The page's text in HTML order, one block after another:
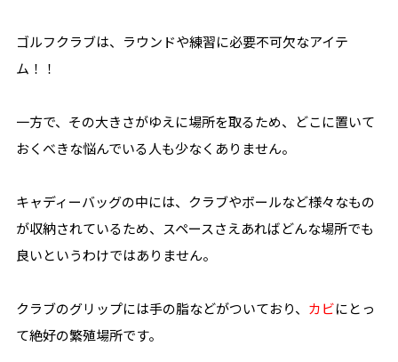
ゴルフクラブは、ラウンドや練習に必要不可欠なアイテ
ム！！
一方で、その大きさがゆえに場所を取るため、どこに置いて
おくべきな悩んでいる人も少なくありません。
キャディーバッグの中には、クラブやボールなど様々なもの
が収納されているため、スペースさえあればどんな場所でも
良いというわけではありません。
クラブのグリップには手の脂などがついており、 カビにとっ
て絶好の繁殖場所です。